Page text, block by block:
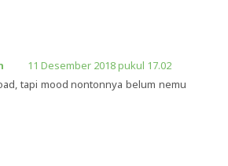
11 Desember 2018 pukul 17.02
tapi mood nontonnya belum nemu